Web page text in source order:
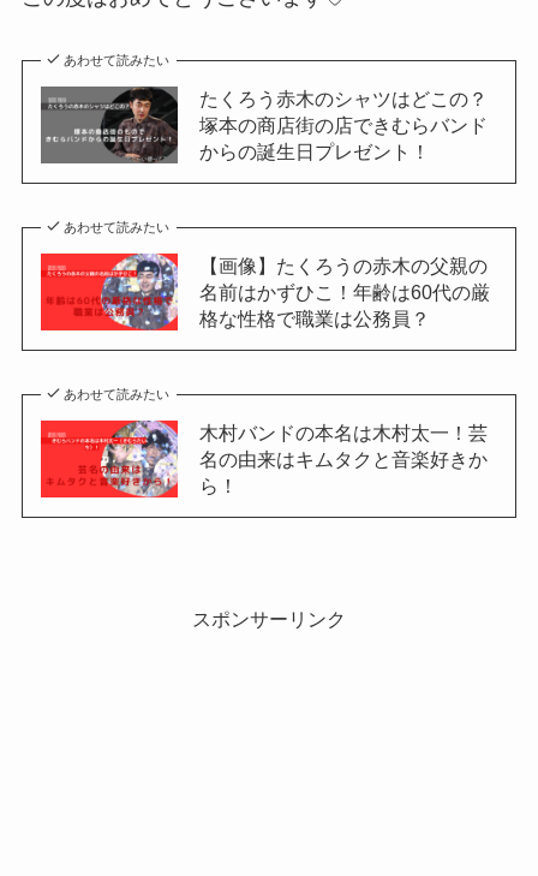
あわせて読みたい
たくろう赤木のシャツはどこの？
塚本の商店街の店できむらバンド
からの誕生日プレゼント！
あわせて読みたい
【画像】たくろうの赤木の父親の
名前はかずひこ！年齢は60代の厳
格な性格で職業は公務員？
あわせて読みたい
木村バンドの本名は木村太一！芸
名の由来はキムタクと音楽好きか
ら！
スポンサーリンク